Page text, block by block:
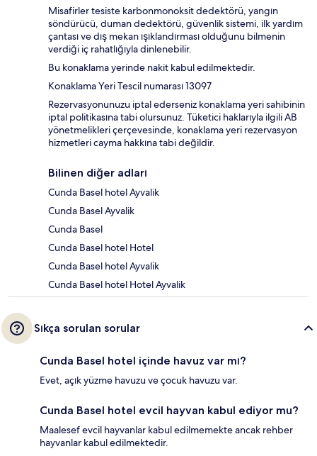
Misafirler tesiste karbonmonoksit dedektörü, yangın
söndürücü, duman dedektörü, güvenlik sistemi, ilk yardım
çantası ve dış mekan ışıklandırması olduğunu bilmenin
verdiği iç rahatlığıyla dinlenebilir.
Bu konaklama yerinde nakit kabul edilmektedir.
Konaklama Yeri Tescil numarası 13097
Rezervasyonunuzu iptal ederseniz konaklama yeri sahibinin
iptal politikasına tabi olursunuz. Tüketici haklarıyla ilgili AB
yönetmelikleri çerçevesinde, konaklama yeri rezervasyon
hizmetleri cayma hakkına tabi değildir.
Bilinen diğer adları
Cunda Basel hotel Ayvalik
Cunda Basel Ayvalik
Cunda Basel
Cunda Basel hotel Hotel
Cunda Basel hotel Ayvalik
Cunda Basel hotel Hotel Ayvalik
Sıkça sorulan sorular
Cunda Basel hotel içinde havuz var mı?
Evet, açık yüzme havuzu ve çocuk havuzu var.
Cunda Basel hotel evcil hayvan kabul ediyor mu?
Maalesef evcil hayvanlar kabul edilmemekte ancak rehber
hayvanlar kabul edilmektedir.